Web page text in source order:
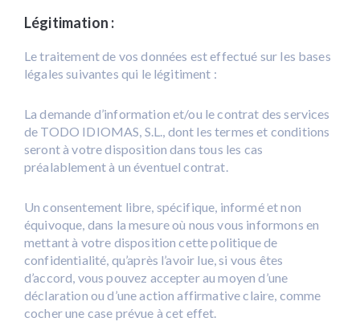
Légitimation :
Le traitement de vos données est effectué sur les bases
légales suivantes qui le légitiment :
La demande d’information et/ou le contrat des services
de TODO IDIOMAS, S.L., dont les termes et conditions
seront à votre disposition dans tous les cas
préalablement à un éventuel contrat.
Un consentement libre, spécifique, informé et non
équivoque, dans la mesure où nous vous informons en
mettant à votre disposition cette politique de
confidentialité, qu’après l’avoir lue, si vous êtes
d’accord, vous pouvez accepter au moyen d’une
déclaration ou d’une action affirmative claire, comme
cocher une case prévue à cet effet.